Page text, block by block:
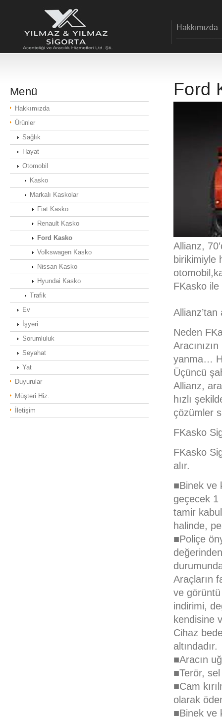
Hakkımızda
Ford
Allianz,
birikimiyle
FKasko ile
Neden
yanma…
Üçüncü
Allianz,
hızlı
çözümler
FKasko
FKasko
alır.
■Binek ve
geçecek 1
tamir
halinde,
■Poliçe
Araçların
ve görüntü
indirimi,
kendisine
Cihaz
altındadır.
■Aracın
■Terör,
■Cam
olarak
■Binek ve
Menü
Hakkımızda
Ürünler
Sağlık
Hayat
Otomobil
Kasko
Markalı Kaskolar
Fiat Kasko
Renault Kasko
Ford Kasko
Volkswagen Kasko
Nissan Kasko
Hyundai Kasko
Trafik
Ev
İşyeri
Sorumluluk
Seyahat
Yat
Duyurular
Müşteri Hiz.
İletişim